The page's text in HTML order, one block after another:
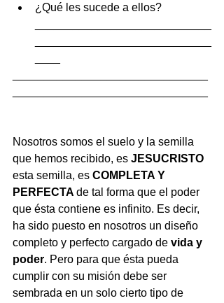
¿Qué les sucede a ellos?
Nosotros somos el suelo y la semilla
que hemos recibido, es JESUCRISTO
esta semilla, es COMPLETA Y
PERFECTA de tal forma que el poder
que ésta contiene es infinito. Es decir,
ha sido puesto en nosotros un diseño
completo y perfecto cargado de vida y
poder. Pero para que ésta pueda
cumplir con su misión debe ser
sembrada en un solo cierto tipo de